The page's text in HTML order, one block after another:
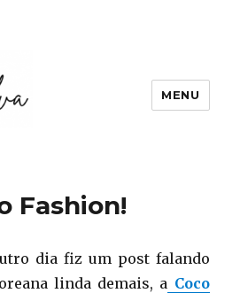
MENU
Fashion!
dia fiz um post falando
linda demais, a Coco